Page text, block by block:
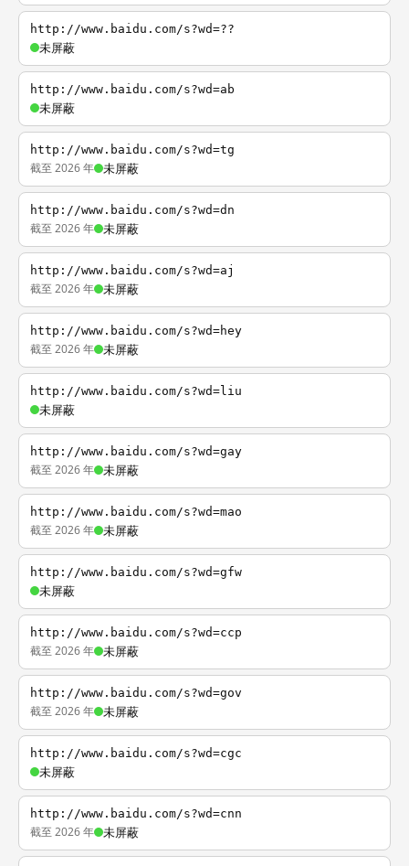
http://www.baidu.com/s?wd=??
未屏蔽
http://www.baidu.com/s?wd=ab
未屏蔽
http://www.baidu.com/s?wd=tg
截至 2026 年 未屏蔽
http://www.baidu.com/s?wd=dn
截至 2026 年 未屏蔽
http://www.baidu.com/s?wd=aj
截至 2026 年 未屏蔽
http://www.baidu.com/s?wd=hey
截至 2026 年 未屏蔽
http://www.baidu.com/s?wd=liu
未屏蔽
http://www.baidu.com/s?wd=gay
截至 2026 年 未屏蔽
http://www.baidu.com/s?wd=mao
截至 2026 年 未屏蔽
http://www.baidu.com/s?wd=gfw
未屏蔽
http://www.baidu.com/s?wd=ccp
截至 2026 年 未屏蔽
http://www.baidu.com/s?wd=gov
截至 2026 年 未屏蔽
http://www.baidu.com/s?wd=cgc
未屏蔽
http://www.baidu.com/s?wd=cnn
截至 2026 年 未屏蔽